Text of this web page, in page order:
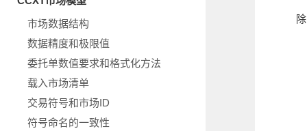
市场数据结构
数据精度和极限值
委托单数值要求和格式化方法
载入市场清单
交易符号和市场ID
符号命名的一致性